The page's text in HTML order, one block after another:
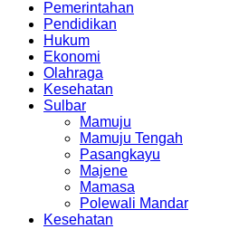
Pemerintahan
Pendidikan
Hukum
Ekonomi
Olahraga
Kesehatan
Sulbar
Mamuju
Mamuju Tengah
Pasangkayu
Majene
Mamasa
Polewali Mandar
Kesehatan